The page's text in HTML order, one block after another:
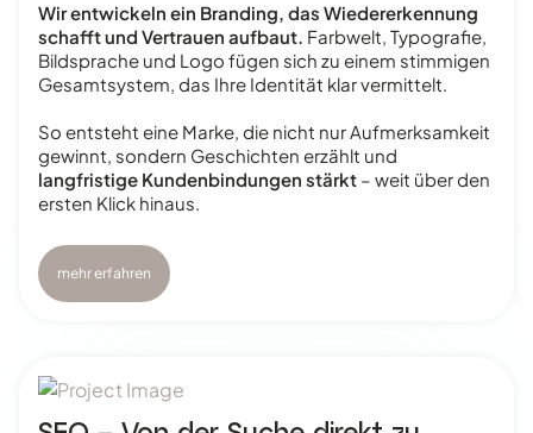
Wir entwickeln ein Branding, das Wiedererkennung
schafft und Vertrauen aufbaut. Farbwelt, Typografie,
Bildsprache und Logo fügen sich zu einem stimmigen
Gesamtsystem, das Ihre Identität klar vermittelt.
So entsteht eine Marke, die nicht nur Aufmerksamkeit
gewinnt, sondern Geschichten erzählt und
langfristige Kundenbindungen stärkt – weit über den
ersten Klick hinaus.
mehr erfahren